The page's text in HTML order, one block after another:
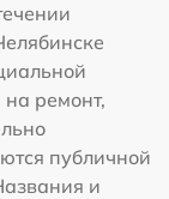
ремонт,
публичной
и